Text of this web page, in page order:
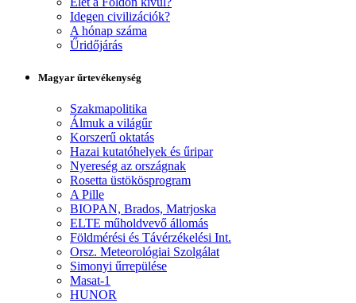
Idegen civilizációk?
A hónap száma
Űridőjárás
Magyar űrtevékenység
Szakmapolitika
Álmuk a világűr
Korszerű oktatás
Hazai kutatóhelyek és űripar
Nyereség az országnak
Rosetta üstökösprogram
A Pille
BIOPAN, Brados, Matrjoska
ELTE műholdvevő állomás
Földmérési és Távérzékelési Int.
Orsz. Meteorológiai Szolgálat
Simonyi űrrepülése
Masat-1
HUNOR